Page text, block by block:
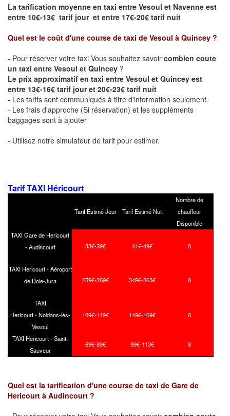
La tarification moyenne en taxi entre Vesoul et Navenne est
entre 10€-13€ tarif jour et entre 17€-20€ tarif nuit
Quel est le coût d'une course de taxi de Vesoul à Quincey ?
- Pour réserver votre taxi Vous souhaitez savoir combien coute
un taxi entre Vesoul et Quincey ?
Le prix approximatif en taxi entre Vesoul et Quincey est
entre 13€-16€ tarif jour et 20€-23€ tarif nuit
- Les tarifs sont communiqués à titre d'information seulement.
- Les frais d'approche (Si réservation) et les suppléments
baggages sont à ajouter
- Utilisez notre simulateur de tarif pour estimer.
Tarif TAXI Héricourt
Tarif Estimé Jour Tarif Estimé Nuit
Nombre de
chauffeur
Disponible
TAXI Gare de Hericourt
- Audincourt
33€-39€ 41€-49€ 8
TAXI Hericourt - Aéroport
de Dole-Jura
259€-269€ 349€-363€ 8
TAXI
Hericourt - Noidans-lès-
Vesoul
109€-119€ 149€-169€ 8
TAXI Hericourt - Saint-
Sauveur
69€-89€ 99€-113€ 8
Quel est la tarification d'une course de taxi de Gare de
Hericourt à Audincourt ?